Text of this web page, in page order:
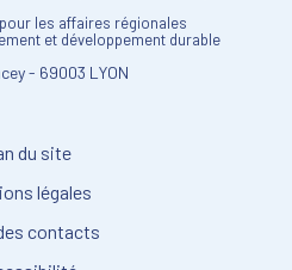
les affaires régionales
et développement durable
- 69003 LYON
du site
légales
contacts